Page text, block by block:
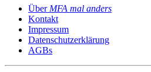
Über MFA mal anders
Kontakt
Impressum
Datenschutzerklärung
AGBs